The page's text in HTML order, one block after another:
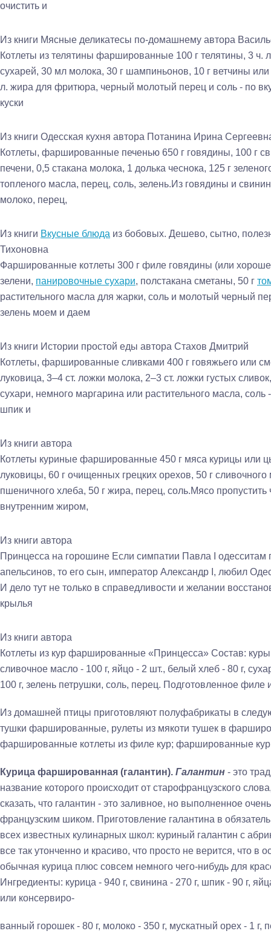
очистить и
Из книги Мясные деликатесы по-домашнему автора
Котлеты из телятины фаршированные 100 г телятины, 3 ч.
сухарей, 30 мл молока, 30 г шампиньонов, 10 г ветчины или
л. жира для фритюра, черный молотый перец и соль - по
куски
Из книги Одесская кухня автора Потанина Ирина
Котлеты, фаршированные печенью 650 г говядины, 100 г
печени, 0,5 стакана молока, 1 долька чеснока, 125 г
топленого масла, перец, соль, зелень.Из говядины и
молоко, перец,
Из книги Вкусные блюда из бобовых. Дешево, сытно,
Тихоновна
Фаршированные котлеты 300 г филе говядины (или
зелени, панировочные сухари, полстакана сметаны, 50 г
растительного масла для жарки, соль и молотый черный
зелень моем и даем
Из книги Истории простой еды автора Стахов Дмитрий
Котлеты, фаршированные сливками 400 г говяжьего или
луковица, 3–4 ст. ложки молока, 2–3 ст. ложки густых
сухари, немного маргарина или растительного масла,
шпик и
Из книги автора
Котлеты куриные фаршированные 450 г мяса курицы или
луковицы, 60 г очищенных грецких орехов, 50 г сливочного
пшеничного хлеба, 50 г жира, перец, соль.Мясо пропустить
внутренним жиром,
Из книги автора
Принцесса на горошине Если симпатии Павла I
апельсинов, то его сын, император Александр I, любил
И дело тут не только в справедливости и желании
крылья
Из книги автора
Котлеты из кур фаршированные «Принцесса» Состав: куры
сливочное масло - 100 г, яйцо - 2 шт., белый хлеб - 80 г,
100 г, зелень петрушки, соль, перец. Подготовленное филе
Из домашней птицы приготовляют полуфабрикаты в
тушки фаршированные, ру­леты из мякоти тушек в
фаршированные котлеты из филе кур; фаршированные
Курица фаршированная (галантин). Галантин - это
название которого происходит от старофранцуз­ского
сказать, что галан­тин - это заливное, но выполненное
французским шиком. Приготовление галантина в
всех известных кулинарных школ: куриный галантин с
все так утонченно и красиво, что просто не верится, что в
обычная курица плюс совсем немного чего-нибудь для
Ингредиенты: курица - 940 г, свинина - 270 г, шпик - 90 г,
или консервиро-
ванный горошек - 80 г, молоко - 350 г, мускатный орех - 1 г,